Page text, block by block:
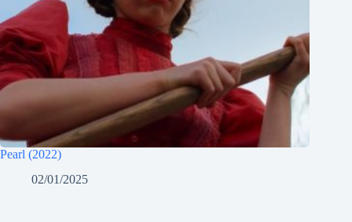
Pearl (2022)
02/01/2025